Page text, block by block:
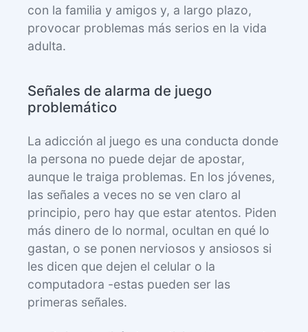
con la familia y amigos y, a largo plazo,
provocar problemas más serios en la vida
adulta.
Señales de alarma de juego
problemático
La adicción al juego es una conducta donde
la persona no puede dejar de apostar,
aunque le traiga problemas. En los jóvenes,
las señales a veces no se ven claro al
principio, pero hay que estar atentos. Piden
más dinero de lo normal, ocultan en qué lo
gastan, o se ponen nerviosos y ansiosos si
les dicen que dejen el celular o la
computadora -estas pueden ser las
primeras señales.